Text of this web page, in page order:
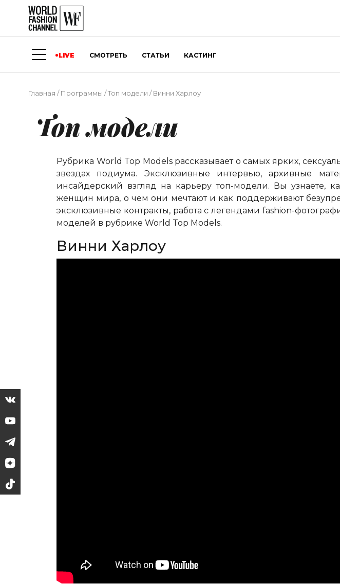
LIVE СМОТРЕТЬ СТАТЬИ КАСТИНГ
Главная /Программы /Топ модели /Винни Харлоу
Топ модели
Рубрика World Top Modelsрассказывает о самых ярких,
звездах подиума. Эксклюзивные интервью, архивные
инсайдерский взгляд на карьеру топ-модели. Вы узнаете,
женщин мира, о чем они мечтают и как поддерживают
эксклюзивные контракты, работа с легендами fashion-
моделей в рубрике World Top Models.
Винни Харлоу